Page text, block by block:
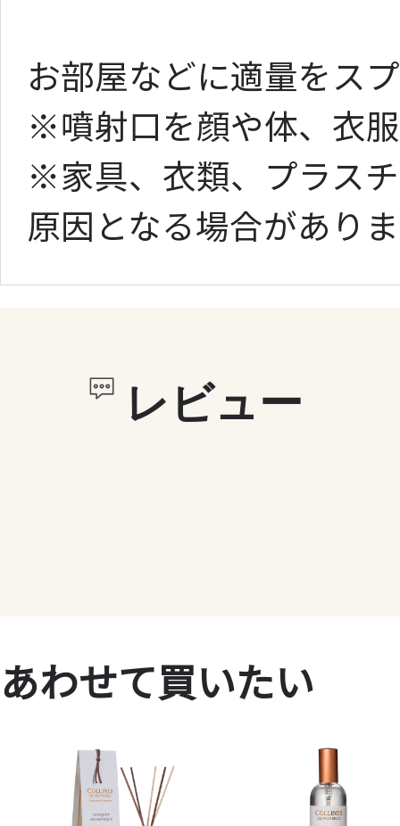
お部屋などに適量をス
※噴射口を顔や体、衣
※家具、衣類、プラス
原因となる場合があり
レビュー
あわせて買いたい